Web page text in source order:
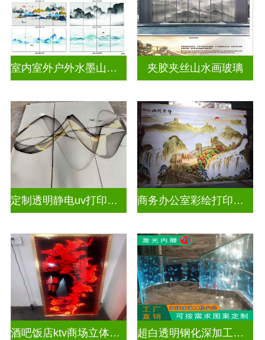
室内室外户外水墨山水画玻璃 夹胶夹丝山水画玻璃
定制透明静电uv打印玻璃 商务办公室彩绘打印玻璃
酒吧饭店ktv商场立体激光内雕屏风 超白透明钢化深加工激光内雕精雕